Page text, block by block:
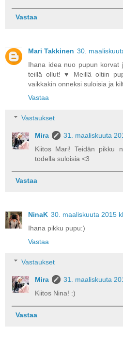
Vastaa
Mari Takkinen 30.
Ihana idea nuo pupun korvat
teillä ollut! ♥ Meillä oltiin
vaikkakin onneksi suloisia ja
Vastaa
Vastaukset
Mira
31. maaliskuuta
Kiitos Mari! Teidän pikku
todella suloisia <3
Vastaa
NinaK 30. maaliskuuta 2015
Ihana pikku pupu:)
Vastaa
Vastaukset
Mira
31. maaliskuuta
Kiitos Nina! :)
Vastaa